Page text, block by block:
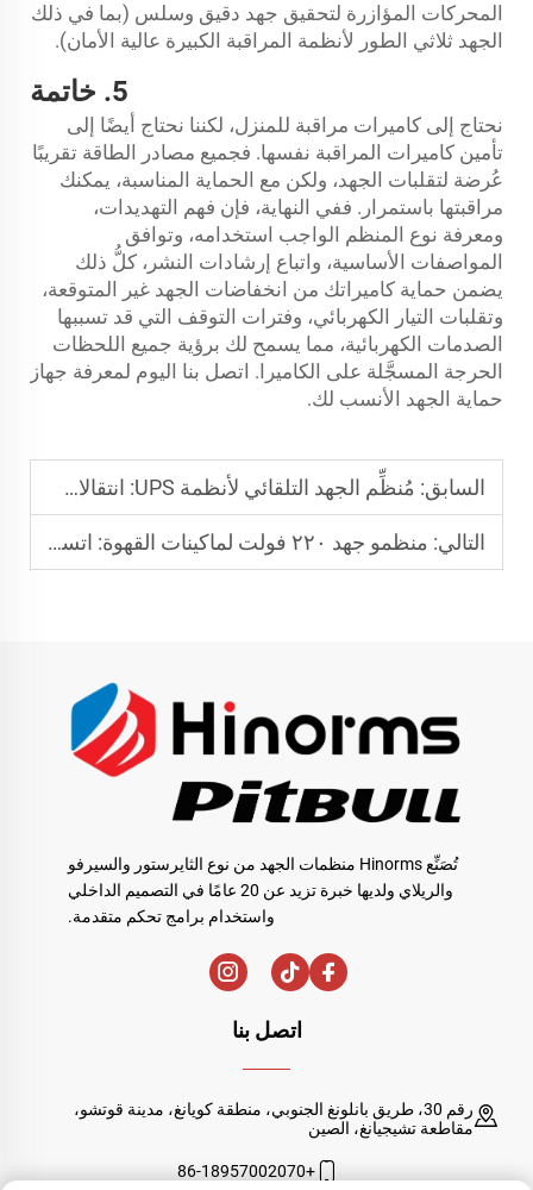
المحركات المؤازرة لتحقيق جهد دقيق وسلس (بما في ذلك
الجهد ثلاثي الطور لأنظمة المراقبة الكبيرة عالية الأمان).
5. خاتمة
نحتاج إلى كاميرات مراقبة للمنزل، لكننا نحتاج أيضًا إلى
تأمين كاميرات المراقبة نفسها. فجميع مصادر الطاقة تقريبًا
عُرضة لتقلبات الجهد، ولكن مع الحماية المناسبة، يمكنك
مراقبتها باستمرار. ففي النهاية، فإن فهم التهديدات،
ومعرفة نوع المنظم الواجب استخدامه، وتوافق
المواصفات الأساسية، واتباع إرشادات النشر، كلُّ ذلك
يضمن حماية كاميراتك من انخفاضات الجهد غير المتوقعة،
وتقلبات التيار الكهربائي، وفترات التوقف التي قد تسببها
الصدمات الكهربائية، مما يسمح لك برؤية جميع اللحظات
الحرجة المسجَّلة على الكاميرا. اتصل بنا اليوم لمعرفة جهاز
حماية الجهد الأنسب لك.
السابق: مُنظِّم الجهد التلقائي لأنظمة UPS: انتقالات طاقة سلسة
التالي: منظمو جهد ٢٢٠ فولت لماكينات القهوة: اتساق في عملية التحضير
تُصَنِّع Hinorms منظمات الجهد من نوع الثايرستور والسيرفو
والريلاي ولديها خبرة تزيد عن 20 عامًا في التصميم الداخلي
واستخدام برامج تحكم متقدمة.
اتصل بنا
رقم 30، طريق بانلونغ الجنوبي، منطقة كويانغ، مدينة قوتشو،
مقاطعة تشيجيانغ، الصين
+86-18957002070